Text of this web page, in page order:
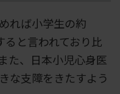
れば小学生の約
と言われており比
た、日本小児心身医
な支障をきたすよう